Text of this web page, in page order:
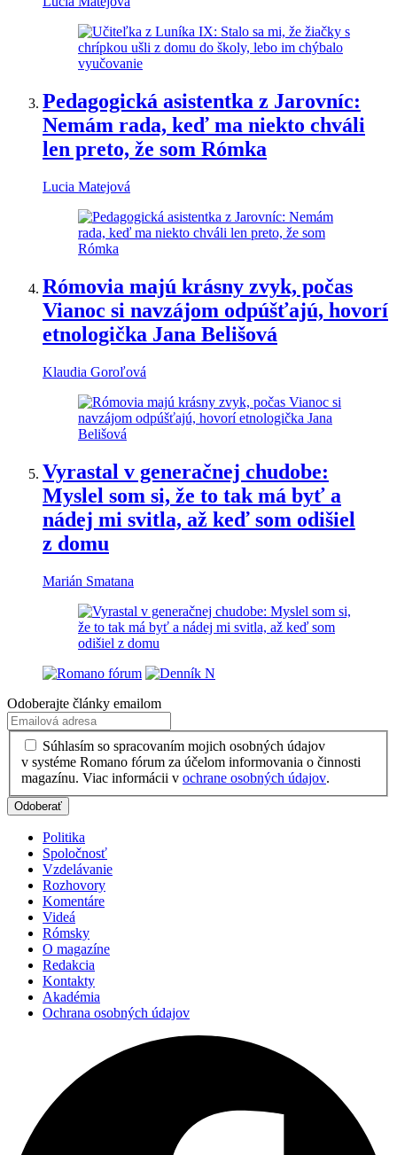
Pedagogická asistentka z Jarovníc:
Nemám rada, keď ma niekto chváli
len preto, že som Rómka
Lucia Matejová
Rómovia majú krásny zvyk, počas
Vianoc si navzájom odpúšťajú, hovorí
etnologička Jana Belišová
Klaudia Goroľová
Vyrastal v generačnej chudobe:
Myslel som si, že to tak má byť a
nádej mi svitla, až keď som odišiel
z domu
Marián Smatana
Odoberajte články emailom
Súhlasím so spracovaním mojich osobných údajov
v systéme Romano fórum za účelom informovania o činnosti
magazínu. Viac informácii v ochrane osobných údajov.
Politika
Spoločnosť
Vzdelávanie
Rozhovory
Komentáre
Videá
Rómsky
O magazíne
Redakcia
Kontakty
Akadémia
Ochrana osobných údajov